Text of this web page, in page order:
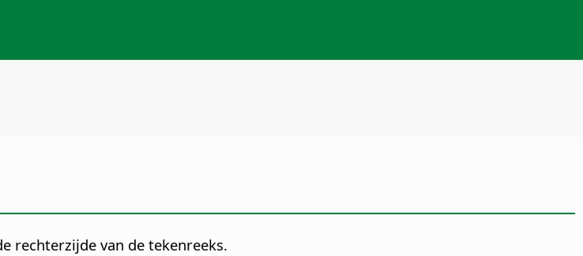
rechterzijde van de tekenreeks.